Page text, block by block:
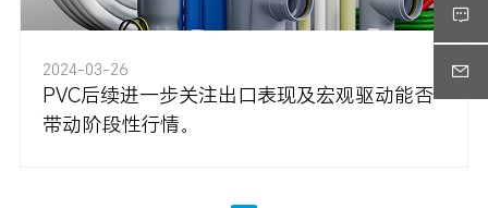
2024-03-26
PVC后续进一步关注出口表现及宏观驱动能否
带动阶段性行情。